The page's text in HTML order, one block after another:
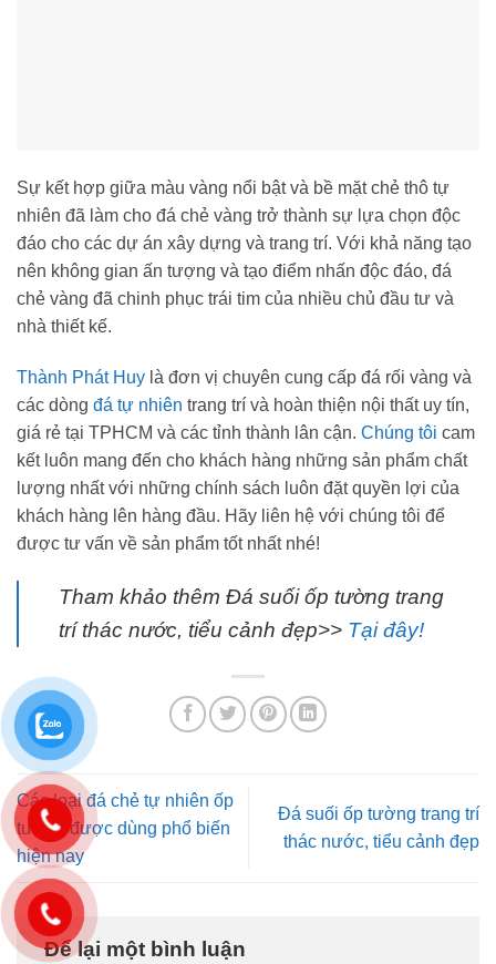
Sự kết hợp giữa màu vàng nổi bật và bề mặt chẻ thô tự
nhiên đã làm cho đá chẻ vàng trở thành sự lựa chọn độc
đáo cho các dự án xây dựng và trang trí. Với khả năng tạo
nên không gian ấn tượng và tạo điểm nhấn độc đáo, đá
chẻ vàng đã chinh phục trái tim của nhiều chủ đầu tư và
nhà thiết kế.
Thành Phát Huy là đơn vị chuyên cung cấp đá rối vàng và
các dòng đá tự nhiên trang trí và hoàn thiện nội thất uy tín,
giá rẻ tại TPHCM và các tỉnh thành lân cận. Chúng tôi cam
kết luôn mang đến cho khách hàng những sản phẩm chất
lượng nhất với những chính sách luôn đặt quyền lợi của
khách hàng lên hàng đầu. Hãy liên hệ với chúng tôi để
được tư vấn về sản phẩm tốt nhất nhé!
Tham khảo thêm Đá suối ốp tường trang
trí thác nước, tiểu cảnh đẹp>> Tại đây!
Các loại đá chẻ tự nhiên ốp
tường được dùng phổ biến
hiện nay
Đá suối ốp tường trang trí
thác nước, tiểu cảnh đẹp
Để lại một bình luận